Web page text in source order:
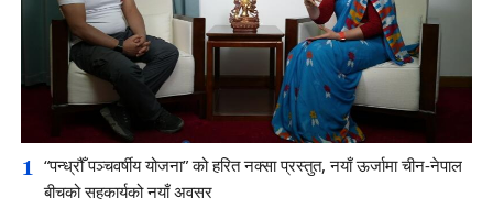
1 “पन्ध्रौँ पञ्चवर्षीय योजना” को हरित नक्सा प्रस्तुत, नयाँ ऊर्जामा चीन-नेपाल
बीचको सहकार्यको नयाँ अवसर